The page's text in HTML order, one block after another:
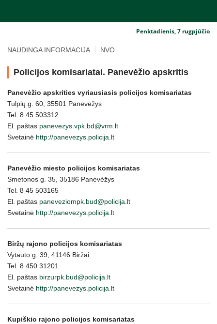
Penktadienis, 7 rugpjūčio
NAUDINGA INFORMACIJA NVO
Policijos komisariatai. Panevėžio apskritis
Panevėžio apskrities vyriausiasis policijos komisariatas
Tulpių g. 60, 35501 Panevėžys
Tel. 8 45 503312
El. paštas panevezys.vpk.bd@vrm.lt
Svetainė http://panevezys.policija.lt
Panevėžio miesto policijos komisariatas
Smetonos g. 35, 35186 Panevėžys
Tel. 8 45 503165
El. paštas paneveziompk.bud@policija.lt
Svetainė http://panevezys.policija.lt
Biržų rajono policijos komisariatas
Vytauto g. 39, 41146 Biržai
Tel. 8 450 31201
El. paštas birzurpk.bud@policija.lt
Svetainė http://panevezys.policija.lt
Kupiškio rajono policijos komisariatas